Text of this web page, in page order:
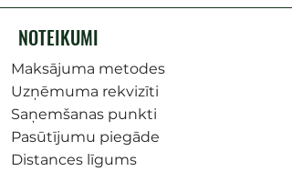
NOTEIKUMI
Maksājuma metodes
Uzņēmuma rekvizīti
Saņemšanas punkti
Pasūtījumu piegāde
Distances līgums